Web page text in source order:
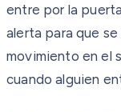
entre por la
alerta para que
movimiento en el
cuando alguien